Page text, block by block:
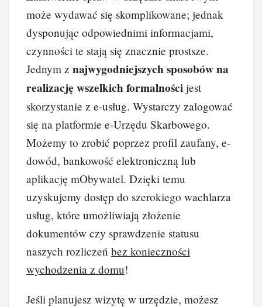
e
b
o
o
k
e
st
e
dI
n
di
t
p
y
Li
n
k
może wydawać się skomplikowane; jednak
dysponując odpowiednimi informacjami,
czynności te stają się znacznie prostsze.
Jednym z najwygodniejszych sposobów na
realizację wszelkich formalności jest
skorzystanie z e-usług. Wystarczy zalogować
się na platformie e-Urzędu Skarbowego.
Możemy to zrobić poprzez profil zaufany, e-
dowód, bankowość elektroniczną lub
aplikację mObywatel. Dzięki temu
uzyskujemy dostęp do szerokiego wachlarza
usług, które umożliwiają złożenie
dokumentów czy sprawdzenie statusu
naszych rozliczeń bez konieczności
wychodzenia z domu!
Jeśli planujesz wizytę w urzędzie, możesz